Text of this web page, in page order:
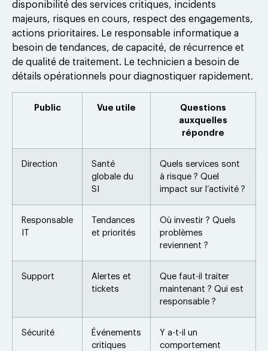
disponibilité des services critiques, incidents
majeurs, risques en cours, respect des engagements,
actions prioritaires. Le responsable informatique a
besoin de tendances, de capacité, de récurrence et
de qualité de traitement. Le technicien a besoin de
détails opérationnels pour diagnostiquer rapidement.
Public Vue utile
Questions
auxquelles
répondre
Direction
Santé
globale du
SI
Quels services sont
à risque ? Quel
impact sur l’activité ?
Responsable
Tendances
et priorités
Où investir ? Quels
problèmes
reviennent ?
Support
Alertes et
tickets
Que faut-il traiter
maintenant ? Qui est
responsable ?
Sécurité
Événements
critiques
Y a-t-il un
comportement